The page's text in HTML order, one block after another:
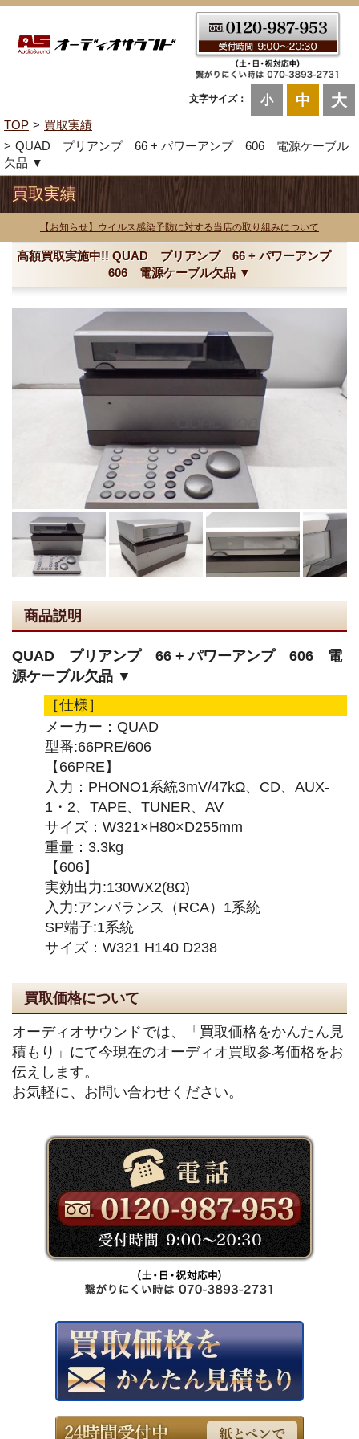
文字サイズ： 小 中 大
TOP
買取実績
QUAD プリアンプ 66 + パワーアンプ 606 電源ケーブル
欠品 ▼
買取実績
【お知らせ】ウイルス感染予防に対する当店の取り組みについて
高額買取実施中!! QUAD プリアンプ 66 + パワーアンプ
606 電源ケーブル欠品 ▼
商品説明
QUAD プリアンプ 66 + パワーアンプ 606 電
源ケーブル欠品 ▼
［仕様］
メーカー：QUAD
型番:66PRE/606
【66PRE】
入力：PHONO1系統3mV/47kΩ、CD、AUX-
1・2、TAPE、TUNER、AV
サイズ：W321×H80×D255mm
重量：3.3kg
【606】
実効出力:130WX2(8Ω)
入力:アンバランス（RCA）1系統
SP端子:1系統
サイズ：W321 H140 D238
買取価格について
オーディオサウンドでは、「買取価格をかんたん見
積もり」にて今現在のオーディオ買取参考価格をお
伝えします。
お気軽に、お問い合わせください。